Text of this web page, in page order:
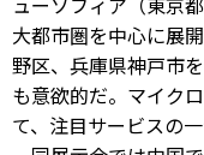
大都市圏を中心に展
野区、兵庫県神戸市
も意欲的だ。マイク
て、注目サービスの